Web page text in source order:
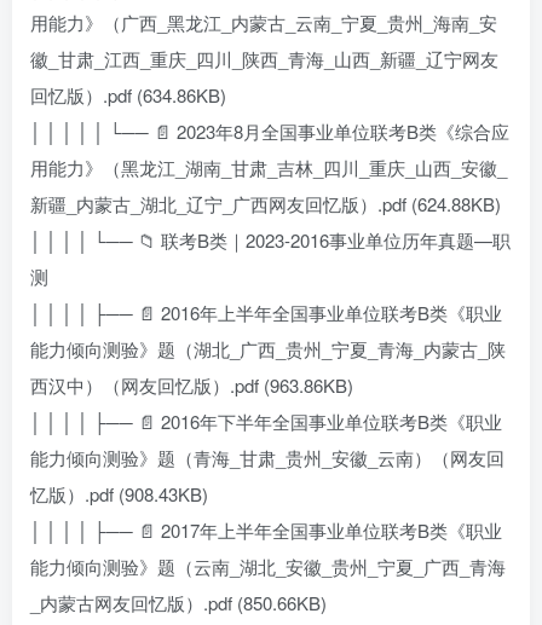
用能力》（广西_黑龙江_内蒙古_云南_宁夏_贵州_海南_安
徽_甘肃_江西_重庆_四川_陕西_青海_山西_新疆_辽宁网友
回忆版）.pdf (634.86KB)
│ │ │ │ │ └── 📄 2023年8月全国事业单位联考B类《综合应
用能力》（黑龙江_湖南_甘肃_吉林_四川_重庆_山西_安徽_
新疆_内蒙古_湖北_辽宁_广西网友回忆版）.pdf (624.88KB)
│ │ │ │ └── 📁 联考B类｜2023-2016事业单位历年真题—职
测
│ │ │ │ ├── 📄 2016年上半年全国事业单位联考B类《职业
能力倾向测验》题（湖北_广西_贵州_宁夏_青海_内蒙古_陕
西汉中）（网友回忆版）.pdf (963.86KB)
│ │ │ │ ├── 📄 2016年下半年全国事业单位联考B类《职业
能力倾向测验》题（青海_甘肃_贵州_安徽_云南）（网友回
忆版）.pdf (908.43KB)
│ │ │ │ ├── 📄 2017年上半年全国事业单位联考B类《职业
能力倾向测验》题（云南_湖北_安徽_贵州_宁夏_广西_青海
_内蒙古网友回忆版）.pdf (850.66KB)